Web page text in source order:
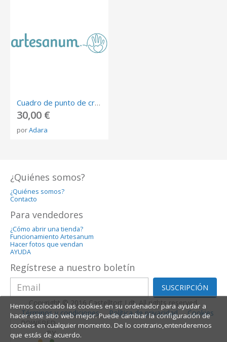
Cuadro de punto de cruz: niños durmiendo
30,00 €
porAdara
¿Quiénes somos?
¿Quiénes somos?
Contacto
Para vendedores
¿Cómo abrir una tienda?
Funcionamiento Artesanum
Hacer fotos que vendan
AYUDA
Regístrese a nuestro boletín
SUSCRIPCIÓN
Copyright © 2016 Castelltort Ldt. All rights reserved.
Términos y condiciones
Política de privacidad
Cookies
POWERED
BY
Hemos colocado las cookies en su ordenador para ayudar a
hacer este sitio web mejor. Puede cambiar la configuración de
cookies en cualquier momento. De lo contrario,entenderemos
que estás de acuerdo.